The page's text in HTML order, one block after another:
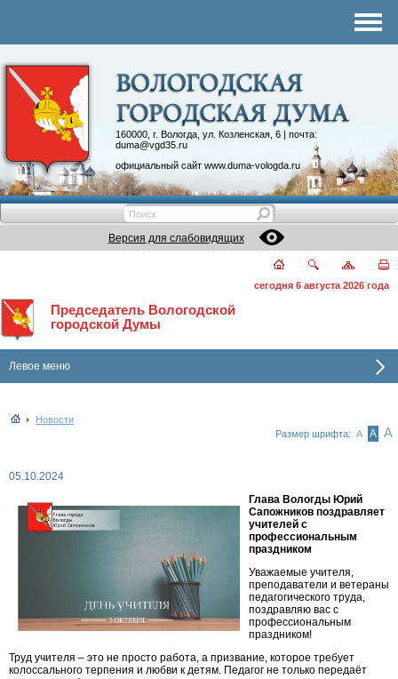
160000, г. Вологда, ул. Козленская, 6 | почта:
duma@vgd35.ru
официальный сайт www.duma-vologda.ru
Контакты
Депутатские объединения
Версия для слабовидящих
сегодня 6 августа 2026 года
Председатель Вологодской
городской Думы
Левое меню
Новости
Размер шрифта: А А А
05.10.2024
Глава Вологды Юрий
Сапожников поздравляет
учителей с
профессиональным
праздником
Уважаемые учителя,
преподаватели и ветераны
педагогического труда,
поздравляю вас с
профессиональным
праздником!
Труд учителя – это не просто работа, а призвание, которое требует
колоссального терпения и любви к детям. Педагог не только передаёт